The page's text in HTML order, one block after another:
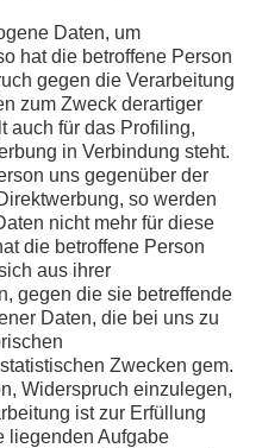
Daten, um
hat die betroffene Person
gegen die Verarbeitung
zum Zweck derartiger
auch für das Profiling,
in Verbindung steht.
uns gegenüber der
so werden
nicht mehr für diese
die betroffene Person
aus ihrer
gegen die sie betreffende
Daten, die bei uns zu
Zwecken gem.
Widerspruch einzulegen,
ist zur Erfüllung
liegenden Aufgabe